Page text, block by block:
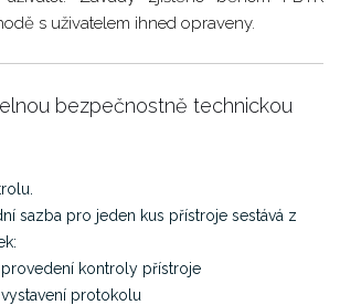
s uživatelem ihned opraveny.
bezpečnostně technickou
sazba pro jeden kus přístroje sestává z
provedení kontroly přístroje
vystavení protokolu